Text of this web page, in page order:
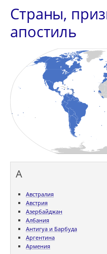
Страны,
апостиль
А
Австралия
Австрия
Азербайджан
Албания
Антигуа и Барбуда
Аргентина
Армения